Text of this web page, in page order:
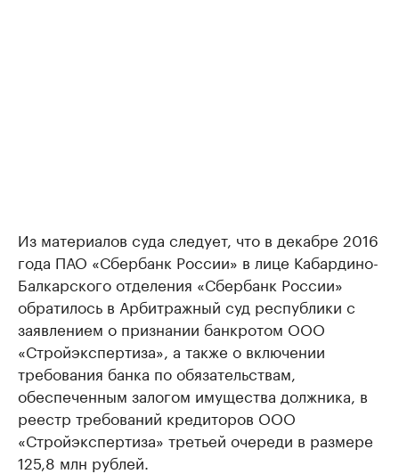
Из материалов суда следует, что в декабре 2016
года ПАО «Сбербанк России» в лице Кабардино-
Балкарского отделения «Сбербанк России»
обратилось в Арбитражный суд республики с
заявлением о признании банкротом ООО
«Стройэкспертиза», а также о включении
требования банка по обязательствам,
обеспеченным залогом имущества должника, в
реестр требований кредиторов ООО
«Стройэкспертиза» третьей очереди в размере
125,8 млн рублей.